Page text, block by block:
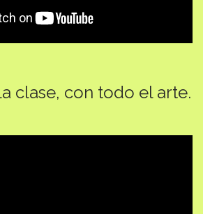
clase, con todo el arte.